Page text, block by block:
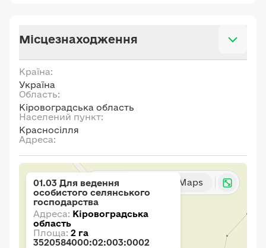
Місцезнаходження
Країна:
Україна
Область:
Кіровоградська область
Населений пункт:
Красносілля
Адреса:
Карта Google Maps
01.03 Для ведення
особистого селянського
господарства
Адреса: Кіровоградська
область
Площа: 2 га
3520584000:02:003:0002